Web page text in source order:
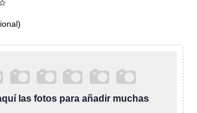
las fotos para añadir muchas